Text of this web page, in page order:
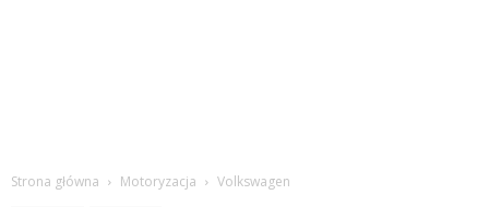
Strona główna Motoryzacja Volkswagen